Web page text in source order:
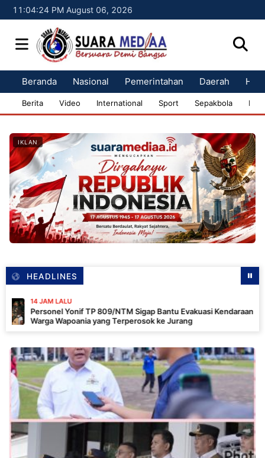
11:04:25 PM August 06, 2026
Beranda Nasional Pemerintahan Daerah
Berita Video International Sport Sepakbola
IKLAN
HEADLINES
LALU
Yonif TP 809/NTM Sigap Bantu Evakuasi Kendaraan
Wapoania yang Terperosok ke Jurang